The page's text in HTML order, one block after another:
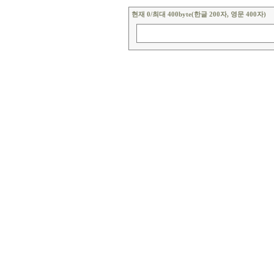
현재 0/최대 400byte(한글 200자, 영문 400자)